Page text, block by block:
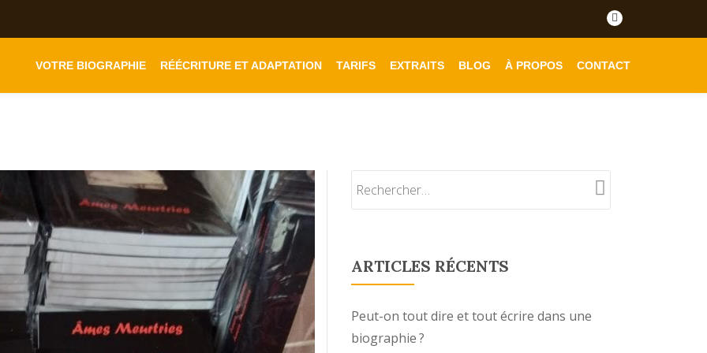
fa-
facebook
VOTRE BIOGRAPHIE RÉÉCRITURE ET ADAPTATION TARIFS EXTRAITS BLOG À PROPOS CONTACT
ARTICLES RÉCENTS
Peut-on tout dire et tout écrire dans une
biographie ?